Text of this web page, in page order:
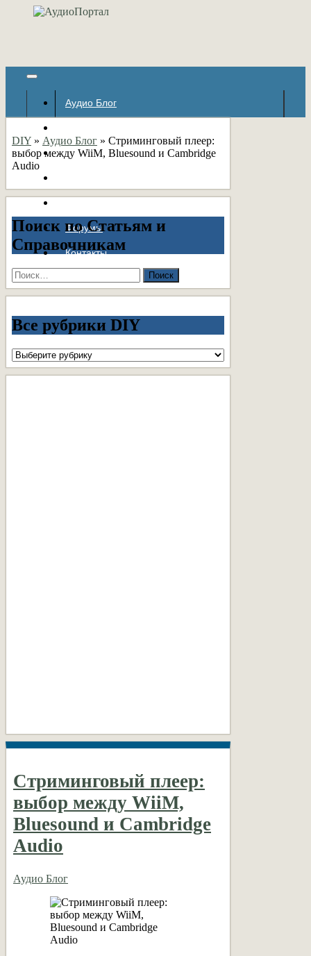
Аудио Блог
Авторские страницы
Форумы
Контакты
DIY » Аудио Блог » Стриминговый плеер:
выбор между WiiM, Bluesound и Cambridge
Audio
Поиск по Статьям и
Справочникам
Найти:
Все рубрики DIY
Все
рубрики
DIY
Стриминговый плеер:
выбор между WiiM,
Bluesound и Cambridge
Audio
Аудио Блог